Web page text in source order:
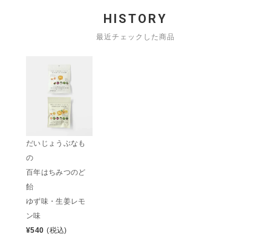
HISTORY
最近チェックした商品
だいじょうぶなも
の
百年はちみつのど
飴
ゆず味・生姜レモ
ン味
¥540 (税込)